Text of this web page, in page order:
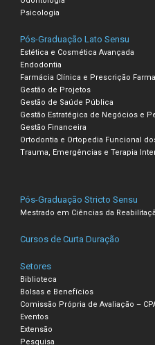
Psicologia
Pós-Graduação Lato Sensu
Estética e Cosmética Avançada
Endodontia
Farmácia Clínica e Prescrição
Gestão de Projetos
Gestão de Saúde Pública
Gestão Estratégica de Negócios e
Gestão Financeira
Ortodontia e Ortopedia Funcional
Trauma, Emergências e Terapia
Pós-Graduação Stricto Sensu
Mestrado em Ciências da
Cursos de Curta Duração
Setores
Biblioteca
Bolsas e Benefícios
Comissão Própria de Avaliação –
Eventos
Extensão
Pesquisa